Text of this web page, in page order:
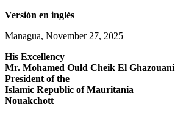
Versión en inglés
Managua, November 27, 2025
His Excellency
Mr. Mohamed Ould Cheik El Ghazouani
President of the
Islamic Republic of Mauritania
Nouakchott